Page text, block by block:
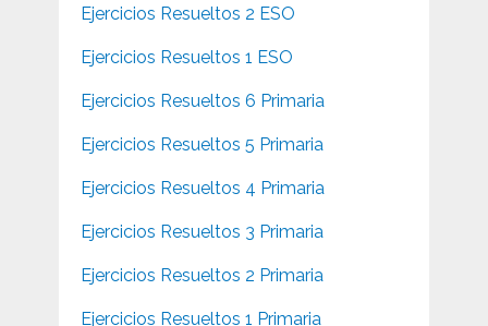
Ejercicios Resueltos 2 ESO
Ejercicios Resueltos 1 ESO
Ejercicios Resueltos 6 Primaria
Ejercicios Resueltos 5 Primaria
Ejercicios Resueltos 4 Primaria
Ejercicios Resueltos 3 Primaria
Ejercicios Resueltos 2 Primaria
Ejercicios Resueltos 1 Primaria